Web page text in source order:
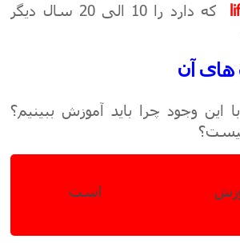
که دارد را 10 الی 20 سال دیگر
آن
این وجود چرا باید آموزش ببینیم؟
است